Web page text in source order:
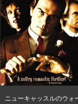
ニューキャッスルのウォ